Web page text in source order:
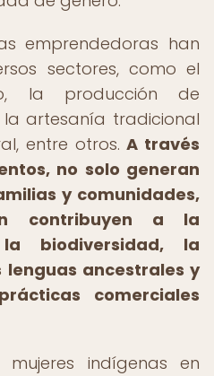
emprendedoras han
sectores, como el
la producción de
artesanía tradicional
entre otros.A través
no solo generan
y comunidades,
contribuyen a la
biodiversidad, la
ancestrales y
comerciales
indígenas en